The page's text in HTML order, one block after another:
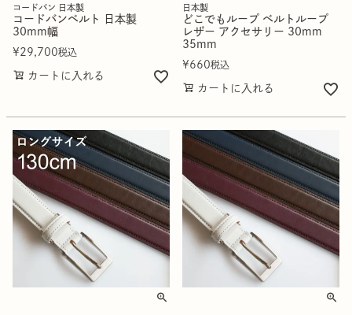
コードバン 日本製
コードバンベルト 日本製
30mm幅
¥29,700税込
カートに入れる
日本製
どこでもループ ベルトループ
レザー アクセサリー 30mm
35mm
¥660税込
カートに入れる